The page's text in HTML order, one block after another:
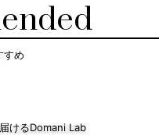
すめ
けるDomani Lab